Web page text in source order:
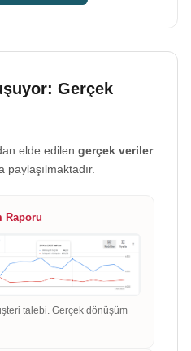
Gerçek
elde edilen gerçek veriler
Raporu
talebi. Gerçek dönüşüm